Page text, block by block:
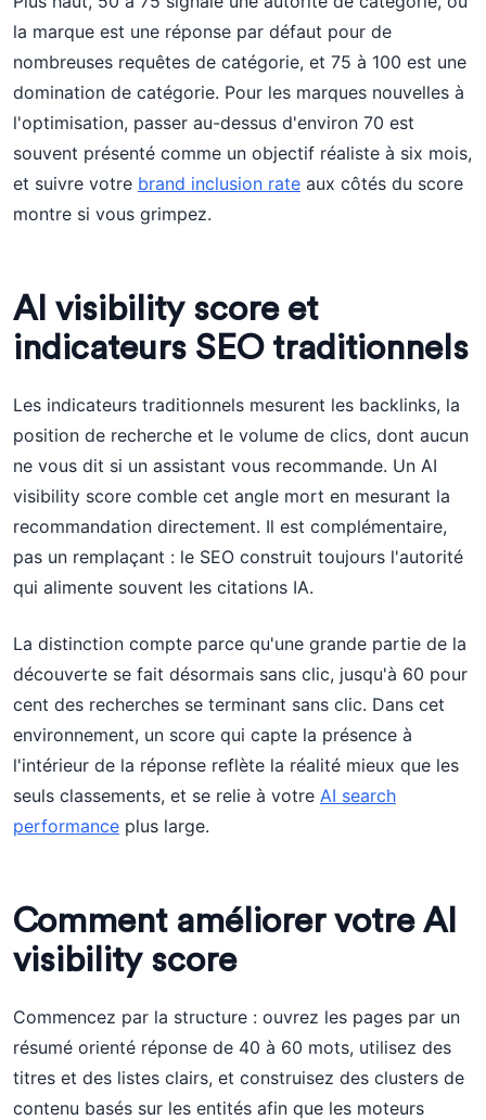
la marque est une réponse par défaut pour de
nombreuses requêtes de catégorie, et 75 à 100 est une
domination de catégorie. Pour les marques nouvelles à
l'optimisation, passer au-dessus d'environ 70 est
souvent présenté comme un objectif réaliste à six mois,
et suivre votre brand inclusion rate aux côtés du score
montre si vous grimpez.
AI visibility score et
indicateurs SEO traditionnels
Les indicateurs traditionnels mesurent les backlinks, la
position de recherche et le volume de clics, dont aucun
ne vous dit si un assistant vous recommande. Un AI
visibility score comble cet angle mort en mesurant la
recommandation directement. Il est complémentaire,
pas un remplaçant : le SEO construit toujours l'autorité
qui alimente souvent les citations IA.
La distinction compte parce qu'une grande partie de la
découverte se fait désormais sans clic, jusqu'à 60 pour
cent des recherches se terminant sans clic. Dans cet
environnement, un score qui capte la présence à
l'intérieur de la réponse reflète la réalité mieux que les
seuls classements, et se relie à votre AI search
performance plus large.
Comment améliorer votre AI
visibility score
Commencez par la structure : ouvrez les pages par un
résumé orienté réponse de 40 à 60 mots, utilisez des
titres et des listes clairs, et construisez des clusters de
contenu basés sur les entités afin que les moteurs